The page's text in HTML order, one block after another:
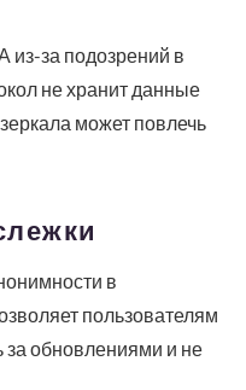
из-за подозрений в
не хранит данные
может повлечь
в
пользователям
обновлениями и не